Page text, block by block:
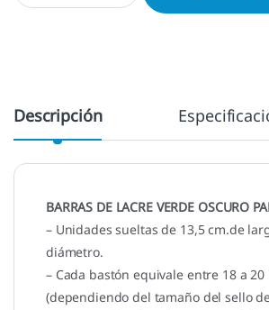
Descripción
BARRAS DE LACRE VERDE OSCURO
– Unidades sueltas de 13,5 cm.de
diámetro.
– Cada bastón equivale entre 18 a 20
(dependiendo del tamaño del sello